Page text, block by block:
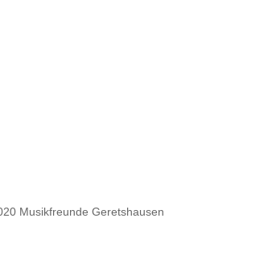
Musikfreunde Geretshausen